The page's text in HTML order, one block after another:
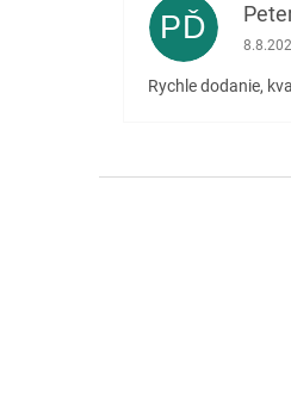
PĎ
Rychle dodanie,